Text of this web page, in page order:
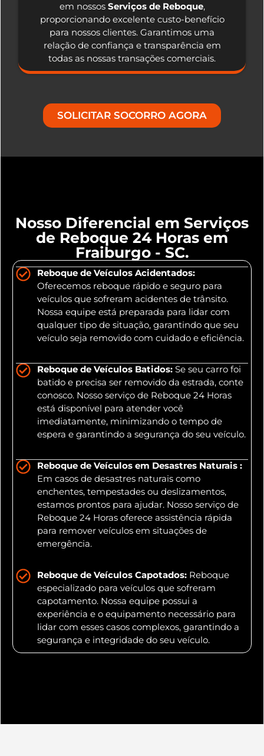
em nossos Serviços de Reboque,
proporcionando excelente custo-benefício
para nossos clientes. Garantimos uma
relação de confiança e transparência em
todas as nossas transações comerciais.
SOLICITAR SOCORRO AGORA
Nosso Diferencial em Serviços
de Reboque 24 Horas em
Fraiburgo - SC.
Reboque de Veículos Acidentados:
Oferecemos reboque rápido e seguro para
veículos que sofreram acidentes de trânsito.
Nossa equipe está preparada para lidar com
qualquer tipo de situação, garantindo que seu
veículo seja removido com cuidado e eficiência.
Reboque de Veículos Batidos: Se seu carro foi
batido e precisa ser removido da estrada, conte
conosco. Nosso serviço de Reboque 24 Horas
está disponível para atender você
imediatamente, minimizando o tempo de
espera e garantindo a segurança do seu veículo.
Reboque de Veículos em Desastres Naturais :
Em casos de desastres naturais como
enchentes, tempestades ou deslizamentos,
estamos prontos para ajudar. Nosso serviço de
Reboque 24 Horas oferece assistência rápida
para remover veículos em situações de
emergência.
Reboque de Veículos Capotados: Reboque
especializado para veículos que sofreram
capotamento. Nossa equipe possui a
experiência e o equipamento necessário para
lidar com esses casos complexos, garantindo a
segurança e integridade do seu veículo.